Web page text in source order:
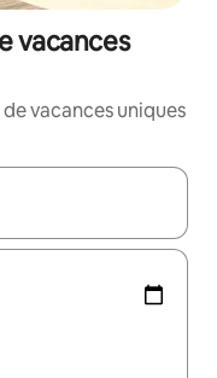
vacances
vacances uniques
les flèches vers le